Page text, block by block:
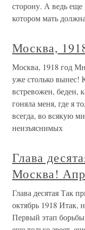
сторону. А ведь еще
котором мать
Москва,
Москва, 1918 год
уже столько вынес!
встревожен, беден,
гоняла меня, где я
всегда, во всякую
неизъяснимых
Глава
Москва!
Глава десятая Так
октябрь 1918 Итак,
Первый этап борьбы